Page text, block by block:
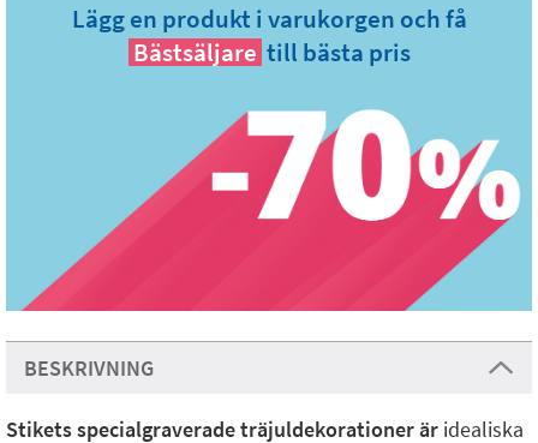
Lägg en produkt i varukorgen och få
Bästsäljare till bästa pris
BESKRIVNING
Stikets specialgraverade träjuldekorationerär idealiska